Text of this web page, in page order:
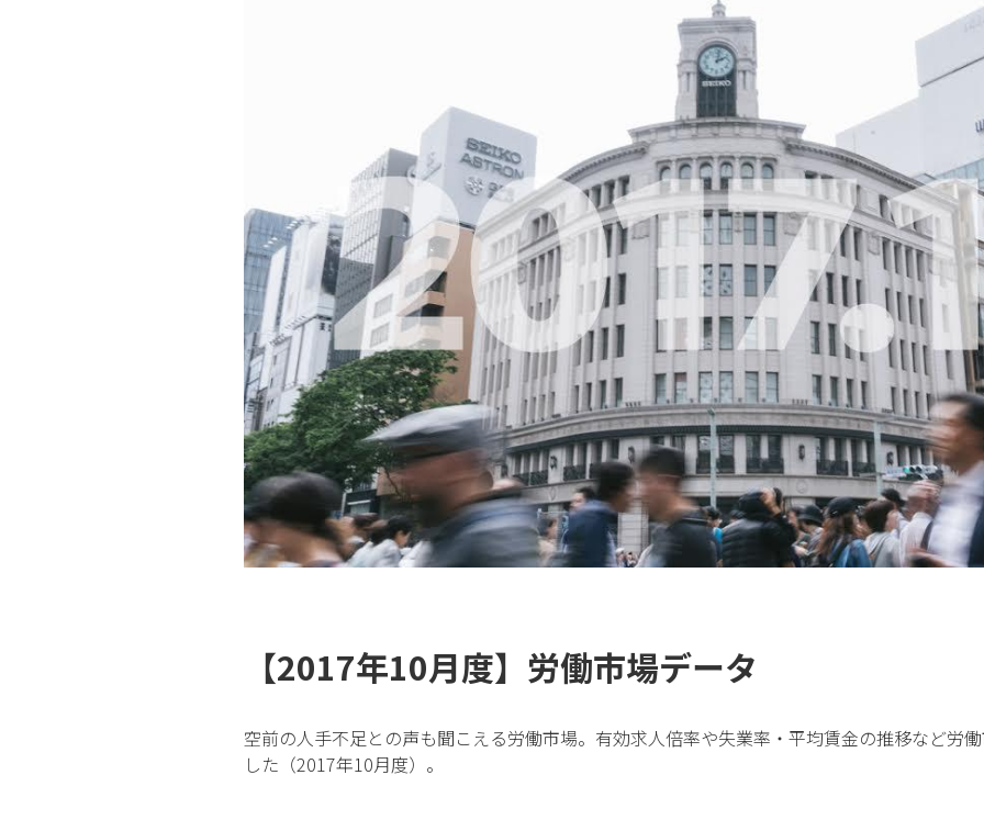
【2017年10月度】労働市場データ
空前の人手不足との声も聞こえる労働市場。有効求人倍率や失業率・平均賃金の推移など労
した（2017年10月度）。